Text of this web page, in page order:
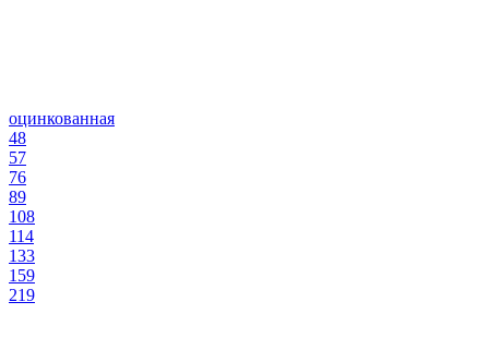
оцинкованная
48
57
76
89
108
114
133
159
219